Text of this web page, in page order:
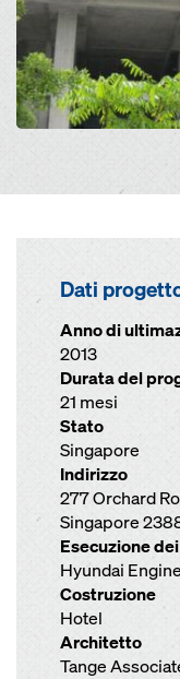
Dati
Anno di
2013
Durata del
21 mesi
Stato
Singapore
Indirizzo
277 Orchard
Singapore
Esecuzione
Hyundai
Costruzione
Hotel
Architetto
Tange